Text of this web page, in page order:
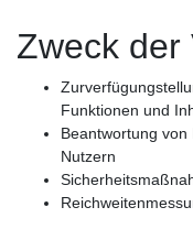
Zweck der
Funktionen und
Beantwortung
Nutzern